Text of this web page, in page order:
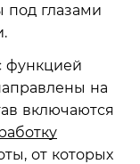
глазами
функцией
на
включаются
от которых